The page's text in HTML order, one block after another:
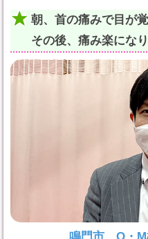
朝、首の痛みで目が覚
その後、痛み楽にな